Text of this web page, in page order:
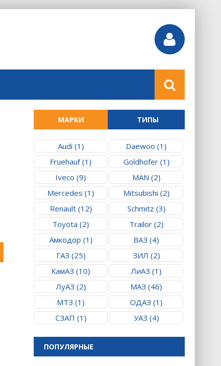
МАРКИ ТИПЫ
Audi (1)
Daewoo (1)
Fruehauf (1)
Goldhofer (1)
Iveco (9)
MAN (2)
Mercedes (1)
Mitsubishi (2)
Renault (12)
Schmitz (3)
Toyota (2)
Trailor (2)
Амкодор (1)
ВАЗ (4)
ГАЗ (25)
ЗИЛ (2)
КамАЗ (10)
ЛиАЗ (1)
ЛуАЗ (2)
МАЗ (46)
МТЗ (1)
ОДАЗ (1)
СЗАП (1)
УАЗ (4)
ПОПУЛЯРНЫЕ